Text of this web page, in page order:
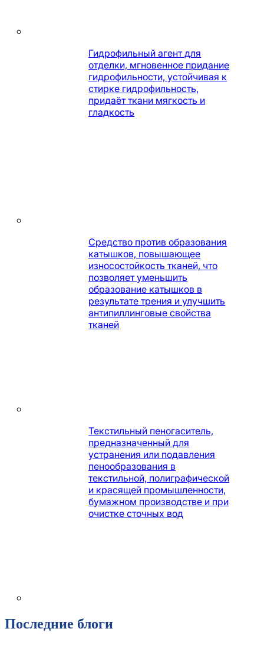
Гидрофильный агент для
отделки, мгновенное придание
гидрофильности, устойчивая к
стирке гидрофильность,
придаёт ткани мягкость и
гладкость
Средство против образования
катышков, повышающее
износостойкость тканей, что
позволяет уменьшить
образование катышков в
результате трения и улучшить
антипиллинговые свойства
тканей
Текстильный пеногаситель,
предназначенный для
устранения или подавления
пенообразования в
текстильной, полиграфической
и красящей промышленности,
бумажном производстве и при
очистке сточных вод
Последние блоги